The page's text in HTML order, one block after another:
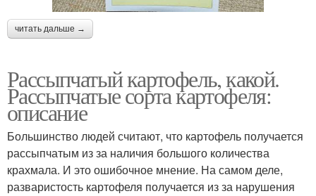
читать дальше →
Рассыпчатый картофель, какой.
Рассыпчатые сорта картофеля:
описание
Большинство людей считают, что картофель получается
рассыпчатым из за наличия большого количества
крахмала. И это ошибочное мнение. На самом деле,
разваристость картофеля получается из за нарушения